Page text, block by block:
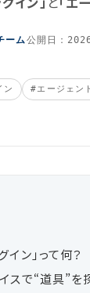
ーム 公開日：
ン #エージェント
ン」って何？
スで“道具”を